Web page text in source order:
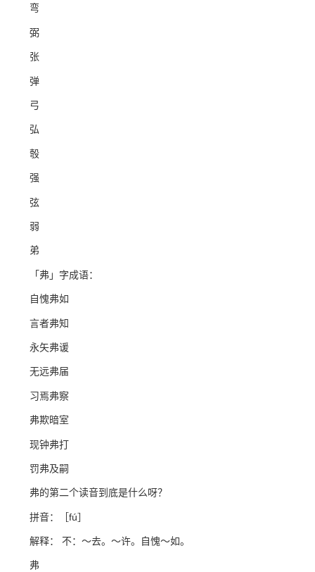
弯
弼
张
弹
弓
弘
彀
强
弦
弱
弟
「弗」字成语：
自愧弗如
言者弗知
永矢弗谖
无远弗届
习焉弗察
弗欺暗室
现钟弗打
罚弗及嗣
弗的第二个读音到底是什么呀？
拼音：［fú］
解释： 不：～去。～许。自愧～如。
弗